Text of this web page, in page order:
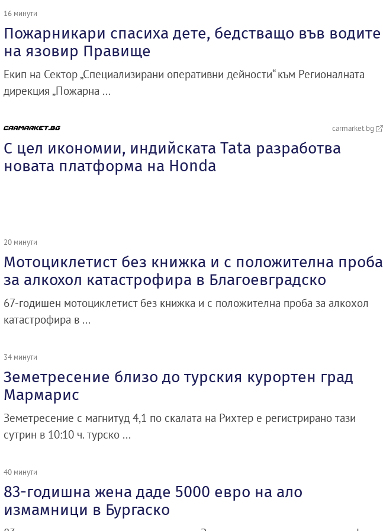
16 минути
Пожарникари спасиха дете, бедстващо във водите
на язовир Правище
Екип на Сектор „Специализирани оперативни дейности“ към Регионалната
дирекция „Пожарна ...
carmarket.bg
С цел икономии, индийската Tata разработва
новата платформа на Honda
20 минути
Мотоциклетист без книжка и с положителна проба
за алкохол катастрофира в Благоевградско
67-годишен мотоциклетист без книжка и с положителна проба за алкохол
катастрофира в ...
34 минути
Земетресение близо до турския курортен град
Мармарис
Земетресение с магнитуд 4,1 по скалата на Рихтер е регистрирано тази
сутрин в 10:10 ч. турско ...
40 минути
83-годишна жена даде 5000 евро на ало
измамници в Бургаско